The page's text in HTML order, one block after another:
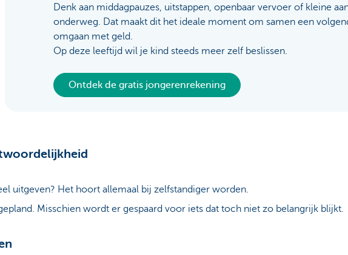
Denk aan middagpauzes, uitstappen, openbaar vervoer of kleine
onderweg. Dat maakt dit het ideale moment om samen een
omgaan met geld.
Op deze leeftijd wil je kind steeds meer zelf beslissen.
Ontdek de gratis jongerenrekening
uitgeven? Het hoort allemaal bij zelfstandiger worden.
Misschien wordt er gespaard voor iets dat toch niet zo belangrijk blijkt.